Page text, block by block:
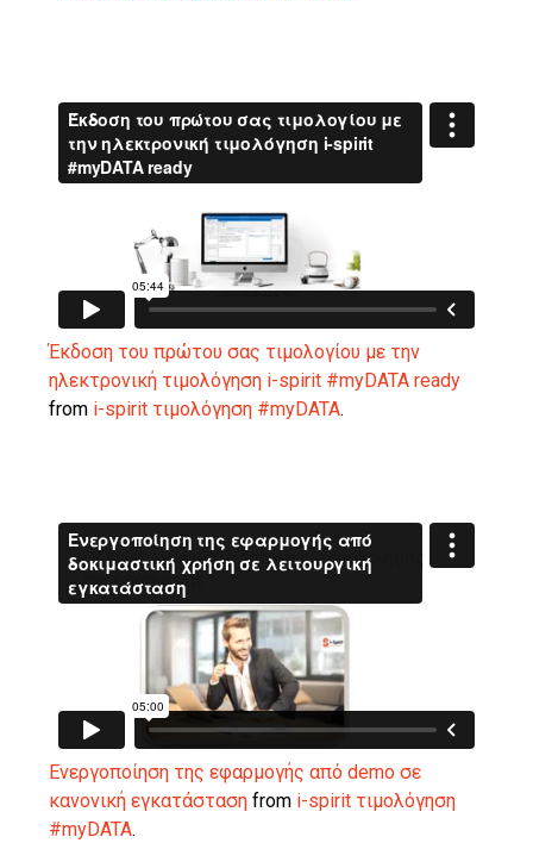
Έκδοση του πρώτου σας τιμολογίου με την
ηλεκτρονική τιμολόγηση i-spirit #myDATA ready
from i-spirit τιμολόγηση #myDATA.
Ενεργοποίηση της εφαρμογής από demo σε
κανονική εγκατάσταση from i-spirit τιμολόγηση
#myDATA.